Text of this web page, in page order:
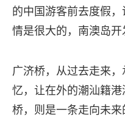
的中国游客前去度假
情是很大的，南澳岛开
广济桥，从过去走来
忆，让在外的潮汕籍
桥，则是一条走向未